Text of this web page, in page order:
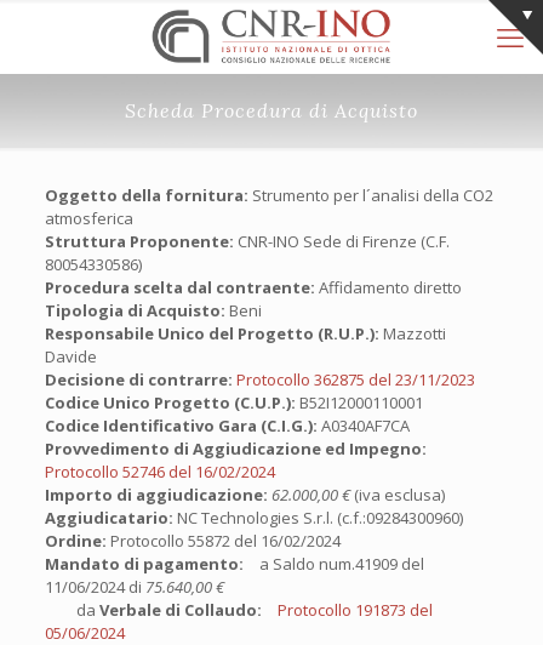
Scheda Procedura di Acquisto
Oggetto della fornitura: Strumento per l´analisi della CO2
atmosferica
Struttura Proponente: CNR-INO Sede di Firenze (C.F.
80054330586)
Procedura scelta dal contraente: Affidamento diretto
Tipologia di Acquisto: Beni
Responsabile Unico del Progetto (R.U.P.): Mazzotti
Davide
Decisione di contrarre: Protocollo 362875 del 23/11/2023
Codice Unico Progetto (C.U.P.): B52I12000110001
Codice Identificativo Gara (C.I.G.): A0340AF7CA
Provvedimento di Aggiudicazione ed Impegno:
Protocollo 52746 del 16/02/2024
Importo di aggiudicazione: 62.000,00 €(iva esclusa)
Aggiudicatario: NC Technologies S.r.l. (c.f.:09284300960)
Ordine: Protocollo 55872 del 16/02/2024
Mandato di pagamento: a Saldo num.41909 del
11/06/2024 di 75.640,00 €
da Verbale di Collaudo:
Protocollo 191873 del
05/06/2024